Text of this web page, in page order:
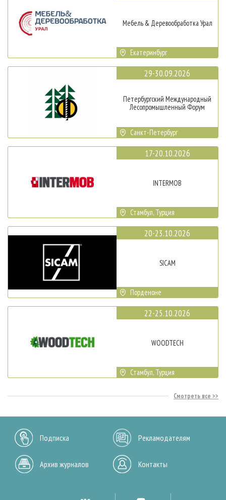
Мебель & Деревообработка Урал
Екатеринбург
29-30.09.2026
Петербургский Международный
Лесопромышленный Форум
Санкт-Петербург
17-20.10.2026
INTERMOB
Стамбул, Турция
20-23.10.2026
SICAM
Порденоне
22-25.10.2026
WOODTECH
Стамбул, Турция
Смотреть все
Подписка Рекламодателям
Архив журналов Контакты